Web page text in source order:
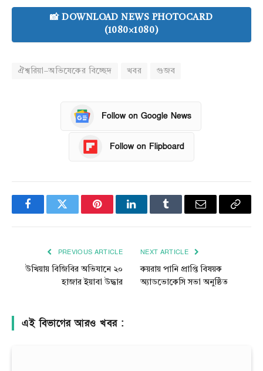
📸 DOWNLOAD NEWS PHOTOCARD
(1080×1080)
ঐশ্বরিয়া–অভিষেকের বিচ্ছেদ খবর গুজব
Follow on Google News
Follow on Flipboard
FacebookTwitter PinterestLinkedInTumblr Email
Copy
PREVIOUS ARTICLE
উখিয়ায় বিজিবির অভিযানে ২০
হাজার ইয়াবা উদ্ধার
NEXT ARTICLE
কয়রায় পানি প্রাপ্তি বিষয়ক
অ্যাডভোকেসি সভা অনুষ্ঠিত
এই বিভাগের আরও খবর :